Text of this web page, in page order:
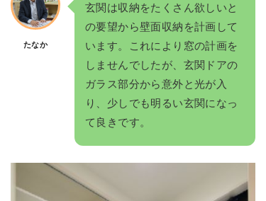
たなか
玄関は収納をたくさん欲しいと
の要望から壁面収納を計画して
います。これにより窓の計画を
しませんでしたが、玄関ドアの
ガラス部分から意外と光が入
り、少しでも明るい玄関になっ
て良きです。